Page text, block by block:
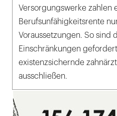
Versorgungswerke zahlen
Berufsunfähigkeitsrente
Voraussetzungen. So sind
Einschränkungen
existenzsichernde
ausschließen.